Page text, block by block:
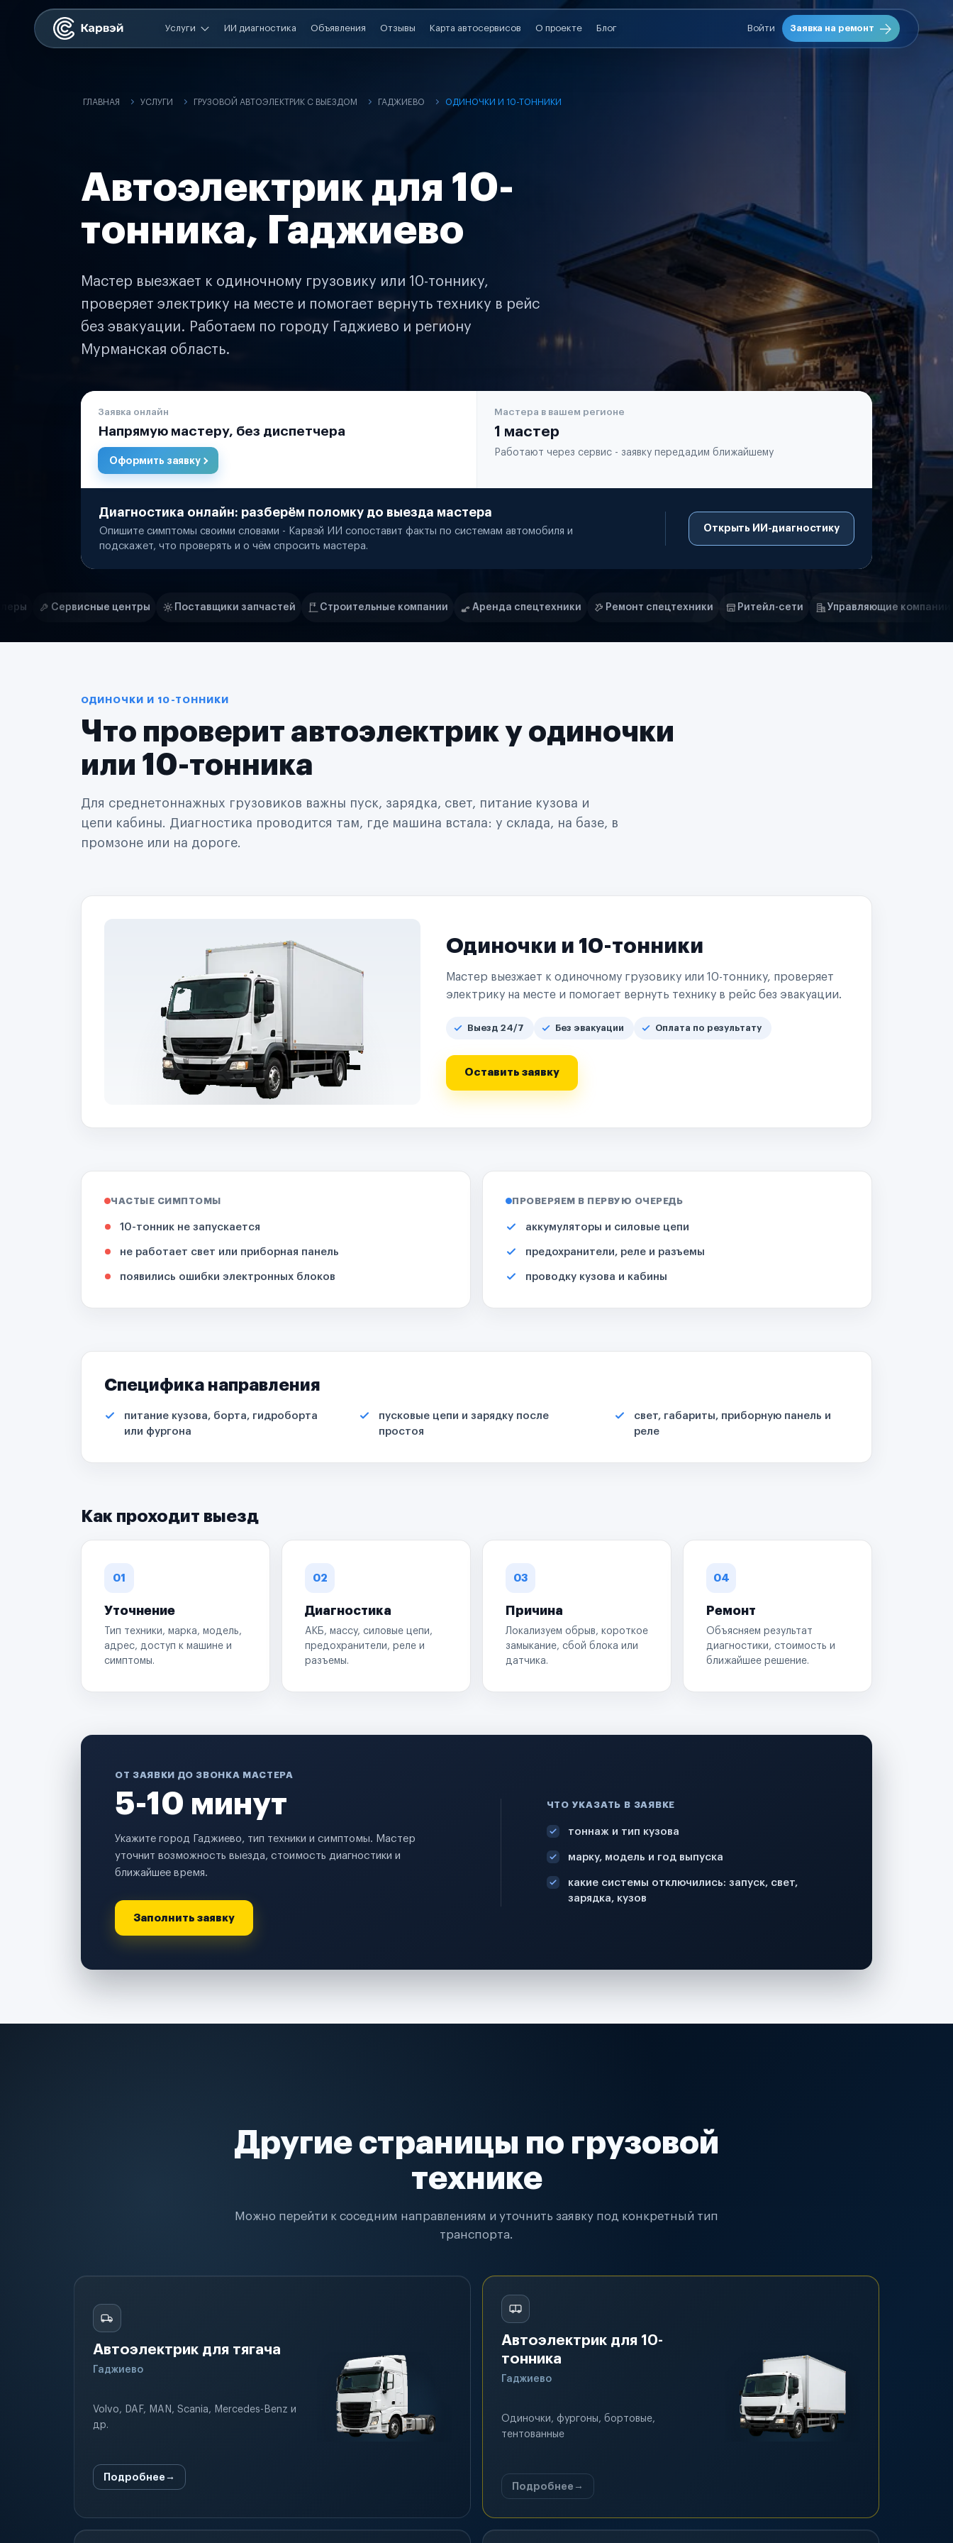
Услуги ИИ диагностика Объявления Отзывы Карта автосервисов О проекте Блог Войти Заявка на ремонт
ГЛАВНАЯ УСЛУГИ ГРУЗОВОЙ АВТОЭЛЕКТРИК С ВЫЕЗДОМ ГАДЖИЕВО ОДИНОЧКИ И 10-ТОННИКИ
Автоэлектрик для 10-
тонника, Гаджиево
Мастер выезжает к одиночному грузовику или 10-тоннику,
проверяет электрику на месте и помогает вернуть технику в рейс
без эвакуации. Работаем по городу Гаджиево и региону
Мурманская область.
Заявка онлайн
Напрямую мастеру, без диспетчера
Оформить заявку
Мастера в вашем регионе
1 мастер
Работают через сервис - заявку передадим ближайшему
Диагностика онлайн: разберём поломку до выезда мастера
Опишите симптомы своими словами - Карвэй ИИ сопоставит факты по системам автомобиля и
подскажет, что проверять и о чём спросить мастера.
Открыть ИИ-диагностику
Нам доверяют
Поставщики запчастей Строительные компании Аренда спецтехники Ремонт спецтехники Ритейл-сети Управляющие компании Страховые
Маркетплейсы
Логистические компании
Поставщики запчастей
Строительные компании
Ремонт спецтехники
Управляющие компании
Страховые компании
B2B-дистрибьюторы
ОДИНОЧКИ И 10-ТОННИКИ
Что проверит автоэлектрик у одиночки
или 10-тонника
Для среднетоннажных грузовиков важны пуск, зарядка, свет, питание кузова и
цепи кабины. Диагностика проводится там, где машина встала: у склада, на базе, в
промзоне или на дороге.
Одиночки и 10-тонники
Мастер выезжает к одиночному грузовику или 10-тоннику, проверяет
электрику на месте и помогает вернуть технику в рейс без эвакуации.
Выезд 24/7 Без эвакуации Оплата по результату
Оставить заявку
ЧАСТЫЕ СИМПТОМЫ
10-тонник не запускается
не работает свет или приборная панель
появились ошибки электронных блоков
ПРОВЕРЯЕМ В ПЕРВУЮ ОЧЕРЕДЬ
аккумуляторы и силовые цепи
предохранители, реле и разъемы
проводку кузова и кабины
Специфика направления
питание кузова, борта, гидроборта
или фургона
пусковые цепи и зарядку после
простоя
свет, габариты, приборную панель и
реле
Как проходит выезд
01
Уточнение
Тип техники, марка, модель,
адрес, доступ к машине и
симптомы.
02
Диагностика
АКБ, массу, силовые цепи,
предохранители, реле и
разъемы.
03
Причина
Локализуем обрыв, короткое
замыкание, сбой блока или
датчика.
04
Ремонт
Объясняем результат
диагностики, стоимость и
ближайшее решение.
ОТ ЗАЯВКИ ДО ЗВОНКА МАСТЕРА
5-10 минут
Укажите город Гаджиево, тип техники и симптомы. Мастер
уточнит возможность выезда, стоимость диагностики и
ближайшее время.
Заполнить заявку
ЧТО УКАЗАТЬ В ЗАЯВКЕ
тоннаж и тип кузова
марку, модель и год выпуска
какие системы отключились: запуск, свет,
зарядка, кузов
Другие страницы по грузовой
технике
Можно перейти к соседним направлениям и уточнить заявку под конкретный тип
транспорта.
Автоэлектрик для тягача
Гаджиево
Volvo, DAF, MAN, Scania, Mercedes-Benz и
др.
Подробнее
Автоэлектрик для 10-
тонника
Гаджиево
Одиночки, фургоны, бортовые,
тентованные
Подробнее